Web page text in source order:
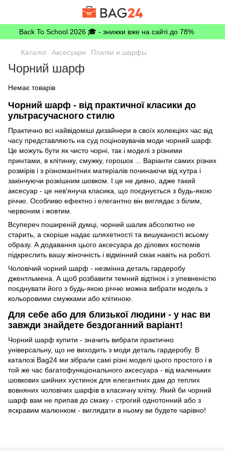
Back To School 2026 🎓 - знижки вже на сайті до 78%
Каталог Аксесуари Платки и шарфы
Чорний шарф
Немає товарів
Чорний шарф - від практичної класики до
ультрасучасного стилю
Практично всі найвідоміші дизайнери в своїх колекціях час від
часу представляють на суд поціновувачів моди чорний шарф.
Це можуть бути як чисто чорні, так і моделі з різними
принтами, в клітинку, смужку, горошок ... Варіанти самих різних
розмірів і з різноманітних матеріалів починаючи від хутра і
закінчуючи розкішним шовком. І це не дивно, адже такий
аксесуар - це нев'януча класика, що поєднується з будь-якою
річчю. Особливо ефектно і елегантно він виглядає з білим,
червоним і жовтим.
Всупереч поширеній думці, чорний шалик абсолютно не
старить, а скоріше надає шляхетності та вишуканості всьому
образу. А додавання цього аксесуара до ділових костюмів
підкреслить вашу жіночність і відмінний смак навіть на роботі.
Чоловічий чорний шарф - незмінна деталь гардеробу
джентльмена. А щоб розбавити темний відтінок і з упевненістю
поєднувати його з будь-якою річчю можна вибрати модель з
кольоровими смужками або клітиною.
Для себе або для близької людини - у нас ви
завжди знайдете бездоганний варіант!
Чорний шарф купити - значить вибрати практично
універсальну, що не виходить з моди деталь гардеробу. В
каталозі Bag24 ми зібрали самі різні моделі цього простого і в
той же час багатофункціонального аксесуара - від маленьких
шовкових шийних хустинок для елегантних дам до теплих
вовняних чоловічих шарфів в класичну клітку. Який би чорний
шарф вам не припав до смаку - строгий однотонний або з
яскравим малюнком - виглядати в ньому ви будете чарівно!